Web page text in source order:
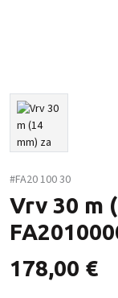
#FA20 100 30
Vrv 30 m
178,00 €